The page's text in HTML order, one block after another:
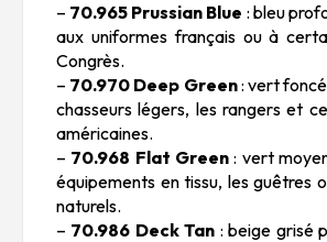
– 70.965 Prussian Blue : bleu
aux uniformes français ou à
Congrès.
– 70.970 Deep Green: vert
chasseurs légers, les rangers et
américaines.
– 70.968 Flat Green : vert
équipements en tissu, les guêtres
naturels.
– 70.986 Deck Tan : beige grisé